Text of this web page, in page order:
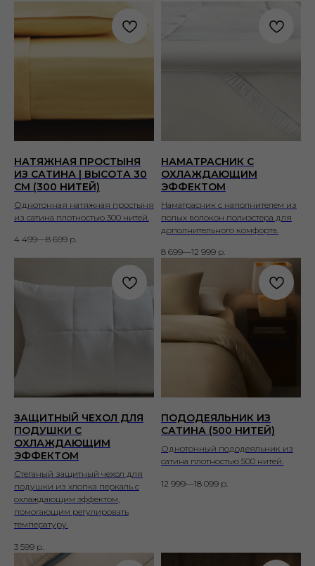
НАТЯЖНАЯ ПРОСТЫНЯ
ИЗ САТИНА | ВЫСОТА 30
СМ (300 НИТЕЙ)
Однотонная натяжная простыня
из сатина плотностью 300 нитей.
4 499—8 699 р.
НАМАТРАСНИК С
ОХЛАЖДАЮЩИМ
ЭФФЕКТОМ
Наматрасник с наполнителем из
полых волокон полиэстера для
дополнительного комфорта.
8 699—12 999 р.
ЗАЩИТНЫЙ ЧЕХОЛ ДЛЯ
ПОДУШКИ С
ОХЛАЖДАЮЩИМ
ЭФФЕКТОМ
Стеганый защитный чехол для
подушки из хлопка перкаль с
охлаждающим эффектом,
помогающим регулировать
температуру.
3 599 р.
ПОДОДЕЯЛЬНИК ИЗ
САТИНА (500 НИТЕЙ)
Однотонный пододеяльник из
сатина плотностью 500 нитей.
12 999—18 099 р.